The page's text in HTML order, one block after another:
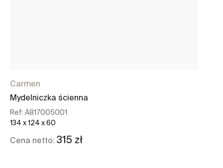
Carmen
Mydelniczka ścienna
Ref: A817005001
134 x 124 x 60
Cena netto: 315 zł